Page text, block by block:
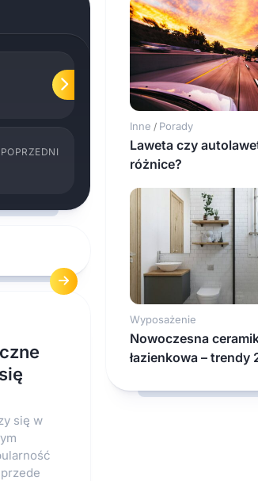
POPRZEDNI
się w
Inne / Porady
Laweta czy
różnice?
Wyposażenie
Nowoczesna
łazienkowa – trendy